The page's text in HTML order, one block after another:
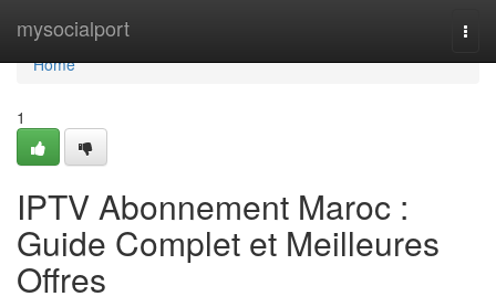
mysocialport
Home
Home
1
IPTV Abonnement Maroc :
Guide Complet et Meilleures
Offres